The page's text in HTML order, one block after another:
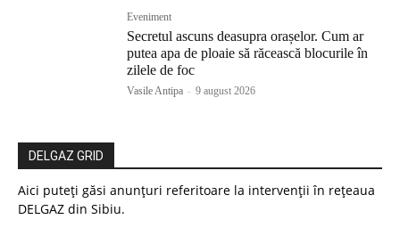
Eveniment
Secretul ascuns deasupra orașelor. Cum ar
putea apa de ploaie să răcească blocurile în
zilele de foc
Vasile Antipa - 9 august 2026
DELGAZ GRID
Aici puteți găsi anunțuri referitoare la intervenții în rețeaua
DELGAZ din Sibiu.